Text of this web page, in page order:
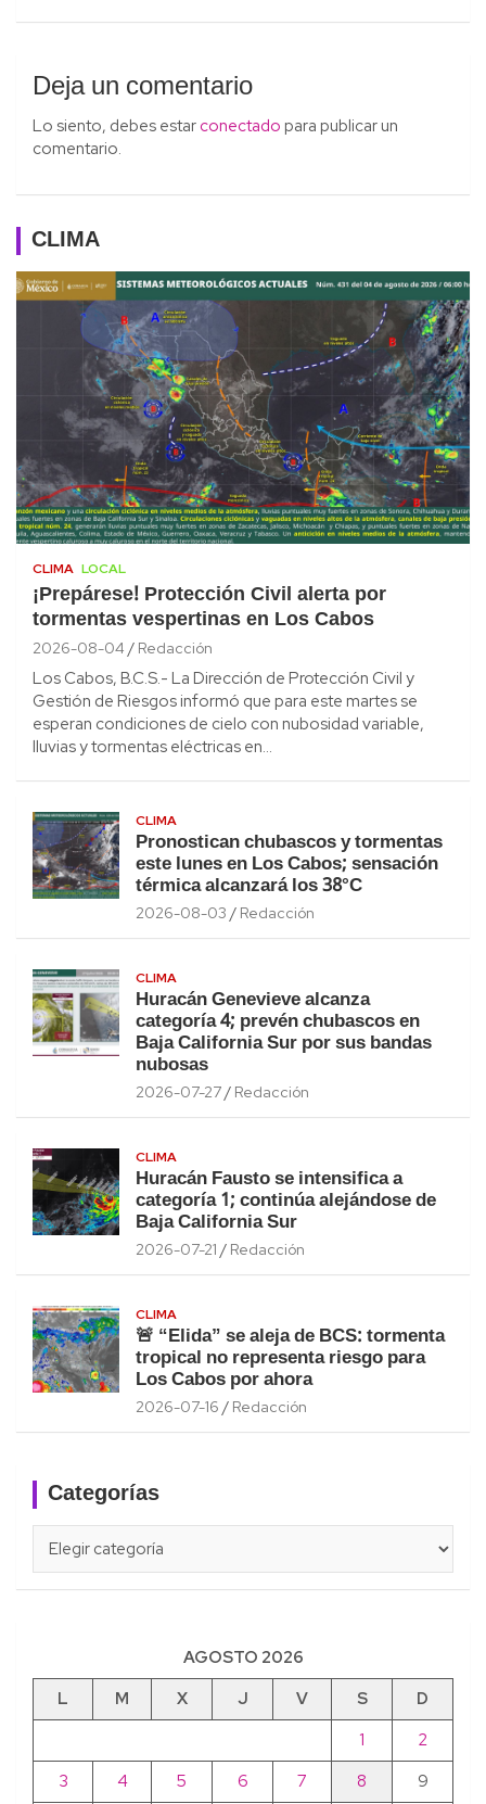
Deja un comentario
Lo siento, debes estar conectado para publicar un
comentario.
CLIMA
CLIMA LOCAL
¡Prepárese! Protección Civil alerta por
tormentas vespertinas en Los Cabos
2026-08-04 Redacción
Los Cabos, B.C.S.- La Dirección de Protección Civil y
Gestión de Riesgos informó que para este martes se
esperan condiciones de cielo con nubosidad variable,
lluvias y tormentas eléctricas en…
CLIMA
Pronostican chubascos y tormentas
este lunes en Los Cabos; sensación
térmica alcanzará los 38°C
2026-08-03 Redacción
CLIMA
Huracán Genevieve alcanza
categoría 4; prevén chubascos en
Baja California Sur por sus bandas
nubosas
2026-07-27 Redacción
CLIMA
Huracán Fausto se intensifica a
categoría 1; continúa alejándose de
Baja California Sur
2026-07-21 Redacción
CLIMA
🚨 “Elida” se aleja de BCS: tormenta
tropical no representa riesgo para
Los Cabos por ahora
2026-07-16 Redacción
Categorías
AGOSTO 2026
L
M X J V S
D
1
2
3
4 5 6 7 8 9